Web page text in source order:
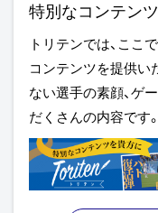
特別なコンテン
トリテンでは、ここ
コンテンツを提供い
ない選手の素顔、ゲ
だくさんの内容です